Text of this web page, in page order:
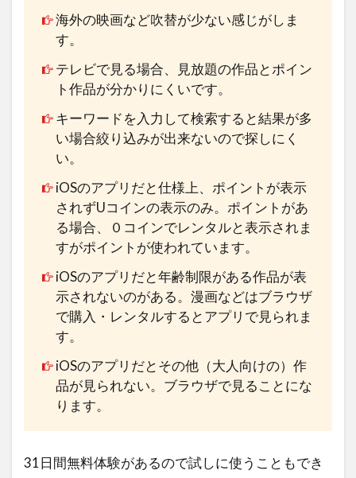
海外の映画など吹替が少ない感じがしま
す。
テレビで見る場合、見放題の作品とポイン
ト作品が分かりにくいです。
キーワードを入力して検索すると結果が多
い場合絞り込みが出来ないので探しにく
い。
iOSのアプリだと仕様上、ポイントが表示
されずUコインの表示のみ。ポイントがあ
る場合、０コインでレンタルと表示されま
すがポイントが使われています。
iOSのアプリだと年齢制限がある作品が表
示されないのがある。漫画などはブラウザ
で購入・レンタルするとアプリで見られま
す。
iOSのアプリだとその他（大人向けの）作
品が見られない。ブラウザで見ることにな
ります。
31日間無料体験があるので試しに使うこともでき